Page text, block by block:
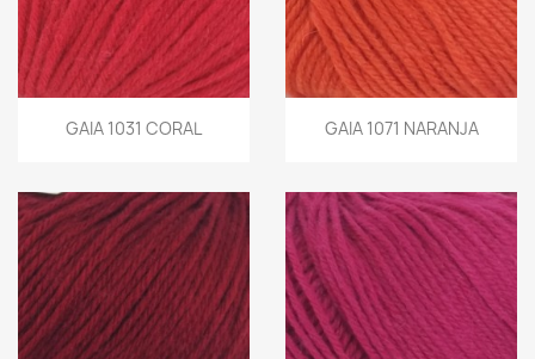
GAIA 1031 CORAL GAIA 1071 NARANJA